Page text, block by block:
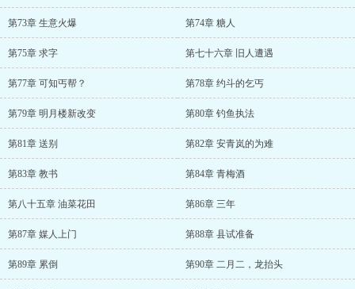
第73章 生意火爆 第74章 糖人
第75章 求字 第七十六章 旧人遭遇
第77章 可知丐帮？ 第78章 约斗的乞丐
第79章 明月楼新改变 第80章 钓鱼执法
第81章 送别 第82章 安青岚的为难
第83章 教书 第84章 青梅酒
第八十五章 油菜花田 第86章 三年
第87章 媒人上门 第88章 县试准备
第89章 累倒 第90章 二月二，龙抬头